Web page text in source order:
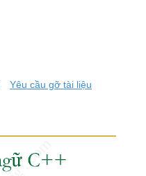
Yêu cầu gỡ tài liệu